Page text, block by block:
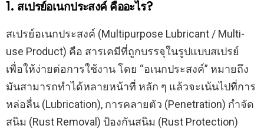
1. สเปรย์อเนกประสงค์ คืออะไร?
สเปรย์อเนกประสงค์ (Multipurpose Lubricant / Multi-
use Product) คือ สารเคมีที่ถูกบรรจุในรูปแบบสเปรย์
เพื่อให้ง่ายต่อการใช้งาน โดย “อเนกประสงค์” หมายถึง
มันสามารถทำได้หลายหน้าที่ หลัก ๆ แล้วจะเน้นไปที่การ
หล่อลื่น (Lubrication), การคลายตัว (Penetration) กำจัด
สนิม (Rust Removal) ป้องกันสนิม (Rust Protection)